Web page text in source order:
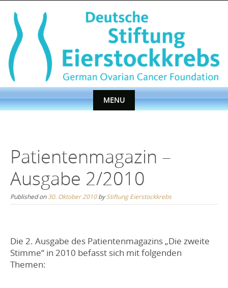
content
MENU
Patientenmagazin –
Ausgabe 2/2010
Published on 30. Oktober 2010byStiftung Eierstockkrebs
Die 2. Ausgabe des Patientenmagazins „Die zweite
Stimme“ in 2010 befasst sich mit folgenden
Themen: